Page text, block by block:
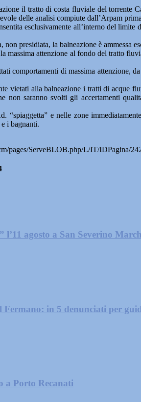
il tratto di costa fluviale del torrente
delle analisi compiute dall’Arpam
esclusivamente all’interno del
non presidiata, la balneazione è ammessa
la massima attenzione al fondo del tratto
comportamenti di massima attenzione,
vietati alla balneazione i tratti di acque
non saranno svolti gli accertamenti
“spiaggetta” e nelle zone
i bagnanti.
pages/ServeBLOB.php/L/IT/IDPagina/
l’11 agosto a San Severino
in 5 denunciati per
a Porto Recanati